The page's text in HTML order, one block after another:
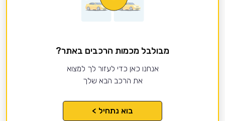
מבולבל מכמות הרכבים באתר?
אנחנו כאן כדי לעזור לך למצוא
את הרכב הבא שלך
בוא נתחיל >